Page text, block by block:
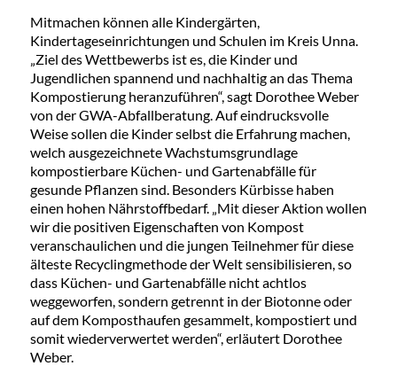
Mitmachen können alle Kindergärten,
Kindertageseinrichtungen und Schulen im Kreis Unna.
„Ziel des Wettbewerbs ist es, die Kinder und
Jugendlichen spannend und nachhaltig an das Thema
Kompostierung heranzuführen“, sagt Dorothee Weber
von der GWA-Abfallberatung. Auf eindrucksvolle
Weise sollen die Kinder selbst die Erfahrung machen,
welch ausgezeichnete Wachstumsgrundlage
kompostierbare Küchen- und Gartenabfälle für
gesunde Pflanzen sind. Besonders Kürbisse haben
einen hohen Nährstoffbedarf. „Mit dieser Aktion wollen
wir die positiven Eigenschaften von Kompost
veranschaulichen und die jungen Teilnehmer für diese
älteste Recyclingmethode der Welt sensibilisieren, so
dass Küchen- und Gartenabfälle nicht achtlos
weggeworfen, sondern getrennt in der Biotonne oder
auf dem Komposthaufen gesammelt, kompostiert und
somit wiederverwertet werden“, erläutert Dorothee
Weber.